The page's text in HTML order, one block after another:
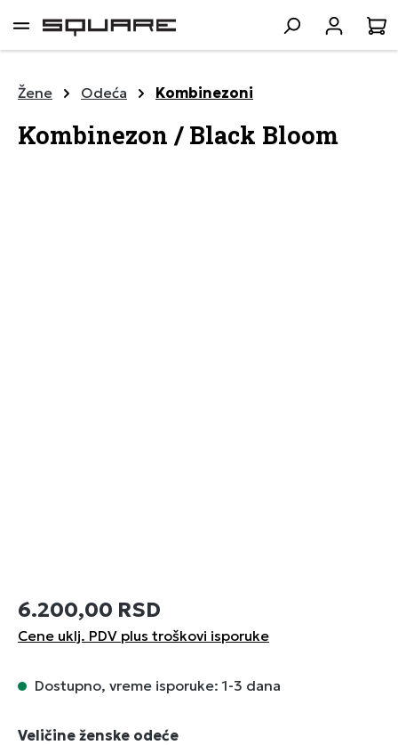
sadržaj
Žene Odeća Kombinezoni
Kombinezon / Black Bloom
6.200,00 RSD
Cene uklj. PDV plus troškovi isporuke
Dostupno, vreme isporuke: 1-3 dana
Izaberi
Veličine ženske odeće